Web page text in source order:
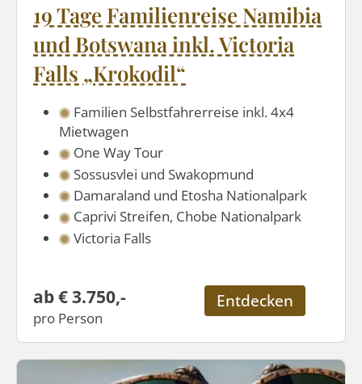
19 Tage Familienreise Namibia
und Botswana inkl. Victoria
Falls „Krokodil“
Familien Selbstfahrerreise inkl. 4x4
Mietwagen
One Way Tour
Sossusvlei und Swakopmund
Damaraland und Etosha Nationalpark
Caprivi Streifen, Chobe Nationalpark
Victoria Falls
ab € 3.750,-
pro Person
Entdecken